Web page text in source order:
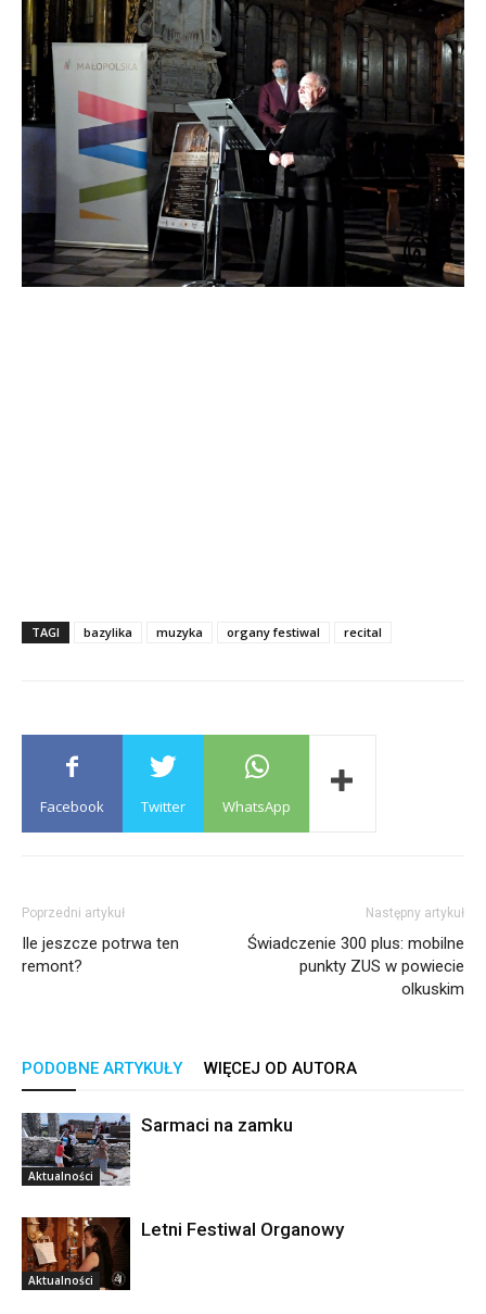
TAGI bazylika muzyka organy festiwal recital
Facebook Twitter WhatsApp
Poprzedni artykuł
Ile jeszcze potrwa ten
remont?
Następny artykuł
Świadczenie 300 plus: mobilne
punkty ZUS w powiecie
olkuskim
PODOBNE ARTYKUŁY WIĘCEJ OD AUTORA
Aktualności
Sarmaci na zamku
Aktualności
Letni Festiwal Organowy